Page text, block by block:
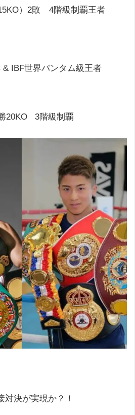
）2敗 4階級制覇王者
IBF世界バンタム級王者
20KO 3階級制覇
対決が実現か？！